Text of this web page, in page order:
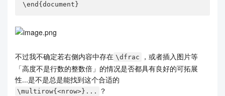
\end{document}
不过我不确定若右侧内容中存在 \dfrac
，或者插入图片等
「高度不是行数的整数倍」的情况是否都具有良好的可拓展
性...是不是总是能找到这个合适的
\multirow{<nrow>}... ？